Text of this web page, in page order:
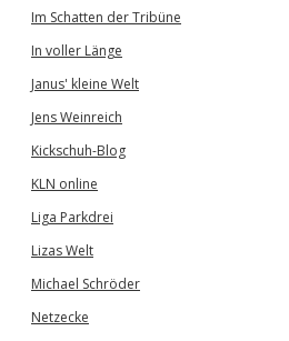
Im Schatten der Tribüne
In voller Länge
Janus' kleine Welt
Jens Weinreich
Kickschuh-Blog
KLN online
Liga Parkdrei
Lizas Welt
Michael Schröder
Netzecke